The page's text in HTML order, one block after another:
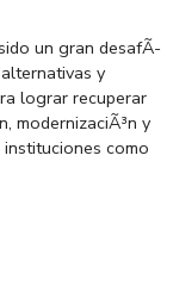
un gran desafÃ­
y
lograr recuperar
modernizaciÃ³n y
como